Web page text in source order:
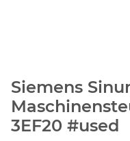
Siemens
3EF20 #used